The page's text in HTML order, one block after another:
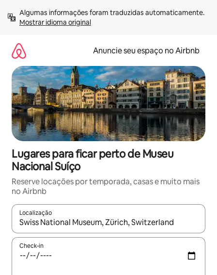
para
Mostrar idioma original
Anuncie seu espaço no Airbnb
Lugares para ficar perto de Museu
Nacional Suíço
Reserve locações por temporada, casas e muito mais
no Airbnb
Localização
Quando os resultados estiverem disponíveis, explore-os
Check-in